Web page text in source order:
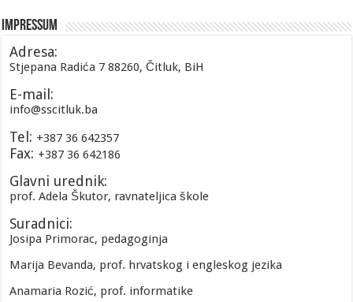
Impressum
Adresa:
Stjepana Radića 7 88260, Čitluk, BiH
E-mail:
info@sscitluk.ba
Tel: +387 36 642357
Fax: +387 36 642186
Glavni urednik:
prof. Adela Škutor, ravnateljica škole
Suradnici:
Josipa Primorac, pedagoginja
Marija Bevanda, prof. hrvatskog i engleskog jezika
Anamaria Rozić, prof. informatike